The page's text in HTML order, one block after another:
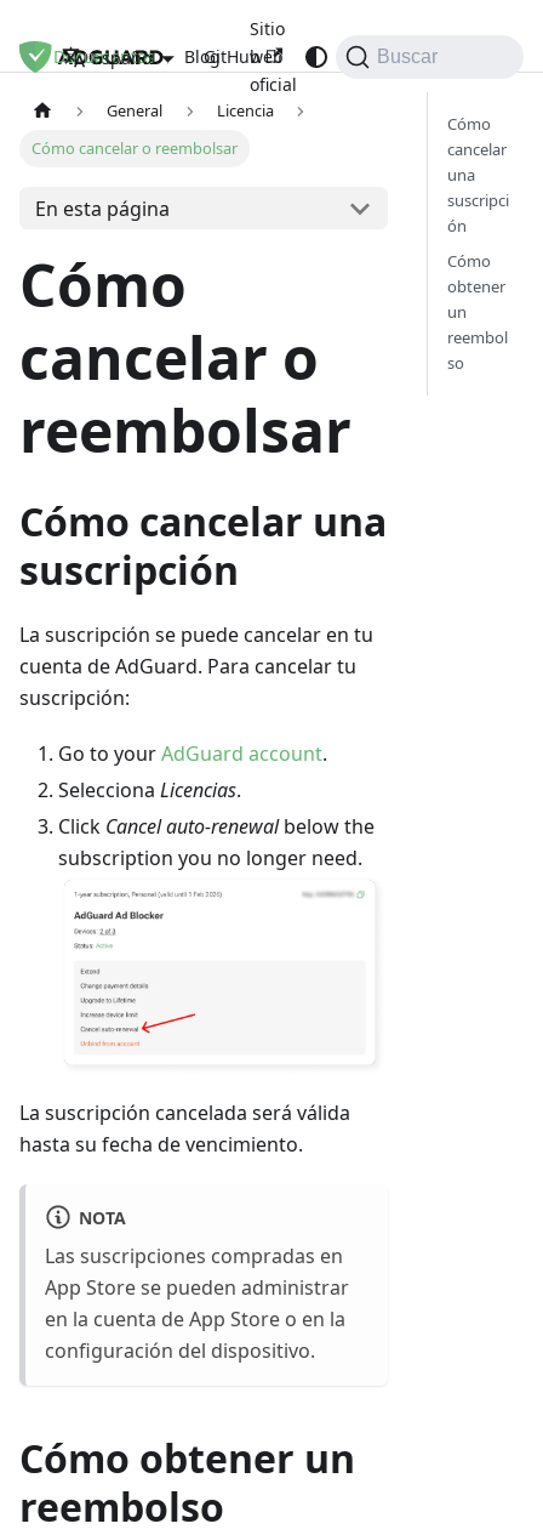
Documentos Blog
Sitio
web
oficial
Español GitHub Buscar
General
Licencia
Cómo cancelar o reembolsar
En esta página
Cómo
cancelar o
reembolsar
Cómo cancelar una
suscripción
La suscripción se puede cancelar en tu
cuenta de AdGuard. Para cancelar tu
suscripción:
Go to yourAdGuard account.
Selecciona Licencias.
Click Cancel auto-renewalbelow the
subscription you no longer need.
La suscripción cancelada será válida
hasta su fecha de vencimiento.
NOTA
Las suscripciones compradas en
App Store se pueden administrar
en la cuenta de App Store o en la
configuración del dispositivo.
Cómo obtener un
reembolso
Cómo
cancelar
una
suscripci
ón
Cómo
obtener
un
reembol
so